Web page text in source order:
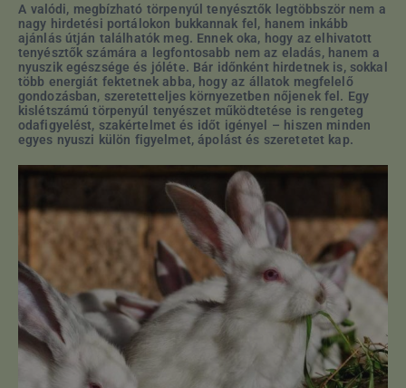
A valódi, megbízható törpenyúl tenyésztők legtöbbször nem a
nagy hirdetési portálokon bukkannak fel, hanem inkább
ajánlás útján találhatók meg. Ennek oka, hogy az elhivatott
tenyésztők számára a legfontosabb nem az eladás, hanem a
nyuszik egészsége és jóléte. Bár időnként hirdetnek is, sokkal
több energiát fektetnek abba, hogy az állatok megfelelő
gondozásban, szeretetteljes környezetben nőjenek fel. Egy
kislétszámú törpenyúl tenyészet működtetése is rengeteg
odafigyelést, szakértelmet és időt igényel – hiszen minden
egyes nyuszi külön figyelmet, ápolást és szeretetet kap.